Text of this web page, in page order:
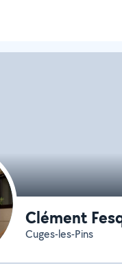
Clément
Cuges-les-Pins